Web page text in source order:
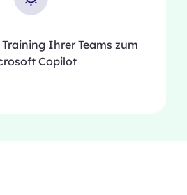
Ihrer Teams zum
Copilot